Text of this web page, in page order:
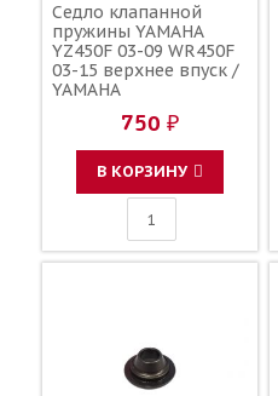
Седло клапанной
пружины YAMAHA
YZ450F 03-09 WR450F
03-15 верхнее впуск /
YAMAHA
750 ₽
В КОРЗИНУ